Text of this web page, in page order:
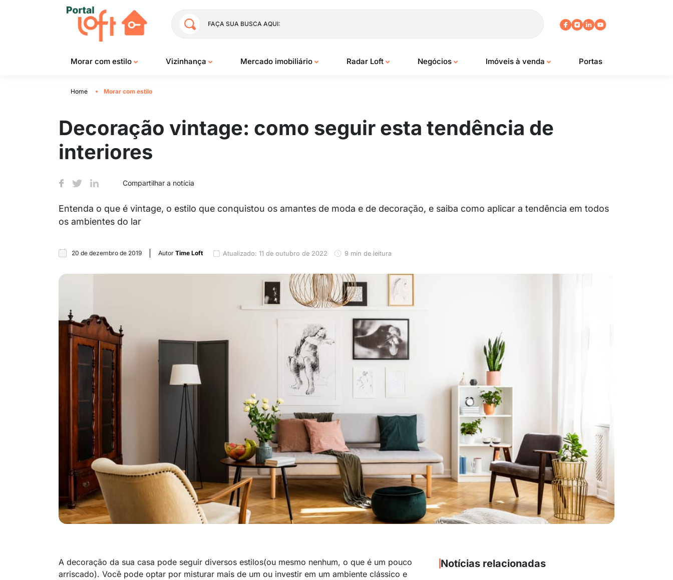
FAÇA SUA BUSCA AQUI:
Morar com estilo Vizinhança Mercado imobiliário Radar Loft Negócios Imóveis à venda Portas
Home Morar com estilo
Decoração vintage: como seguir esta tendência de
interiores
Compartilhar a notícia
Entenda o que é vintage, o estilo que conquistou os amantes de moda e de decoração, e saiba como aplicar a tendência em todos
os ambientes do lar
20 de dezembro de 2019 Autor Time Loft Atualizado: 11 de outubro de 2022 9 min de leitura
A decoração da sua casa pode seguir diversos estilos(ou mesmo nenhum, o que é um pouco
arriscado). Você pode optar por misturar mais de um ou investir em um ambiente clássico e
Notícias relacionadas